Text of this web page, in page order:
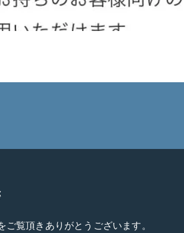
覧頂きありがとうございます。